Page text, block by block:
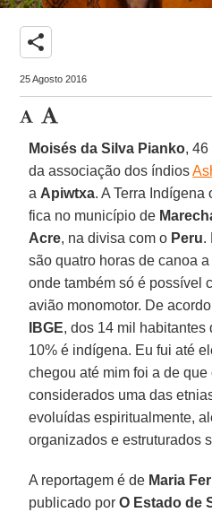
share
25 Agosto 2016
Moisés da Silva Pianko,
da associação dos índios
a Apiwtxa. A Terra
fica no município de
Acre, na divisa com o Peru.
são quatro horas de canoa
onde também só é possível
avião monomotor. De
IBGE, dos 14 mil
10% é indígena. Eu fui até
chegou até mim foi a de que
considerados uma das
evoluídas espiritualmente,
organizados e estruturados
A reportagem é de Maria
publicado porO Estado de